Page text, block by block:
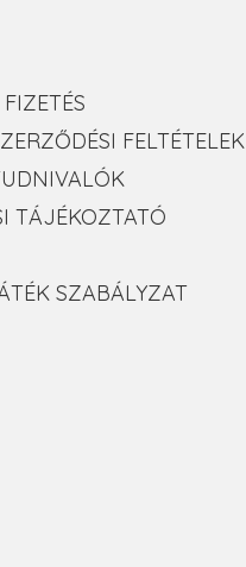
FELTÉTELEK
TÁJÉKOZTATÓ
SZABÁLYZAT